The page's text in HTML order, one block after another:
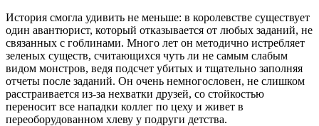
История смогла удивить не меньше: в королевстве существует
один авантюрист, который отказывается от любых заданий, не
связанных с гоблинами. Много лет он методично истребляет
зеленых существ, считающихся чуть ли не самым слабым
видом монстров, ведя подсчет убитых и тщательно заполняя
отчеты после заданий. Он очень немногословен, не слишком
расстраивается из-за нехватки друзей, со стойкостью
переносит все нападки коллег по цеху и живет в
переоборудованном хлеву у подруги детства.